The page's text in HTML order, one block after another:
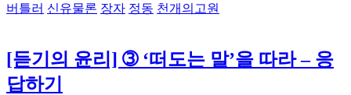
버틀러 신유물론 장자 정동 천개의고원
[듣기의 윤리] ➂ ‘떠도는 말’을 따라 – 응
답하기